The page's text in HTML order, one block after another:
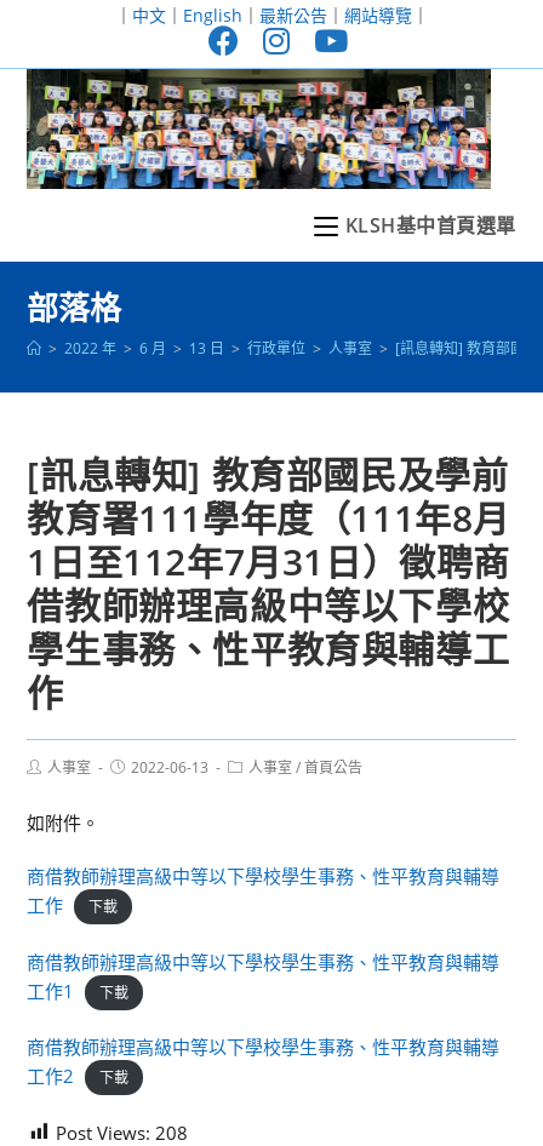
至
｜ 中文｜ English ｜ 最新公告｜ 網站導覽｜
KLSH基中首頁選單
部落格
> 2022 年 > 6 月 > 13 日 > 行政單位 > 人事室 > [訊息轉知] 教育部國
[訊息轉知] 教育部國民及學前
教育署111學年度（111年8月
1日至112年7月31日）徵聘商
借教師辦理高級中等以下學校
學生事務、性平教育與輔導工
作
Post人事室
Post2022-06-13
Post人事室 / 首頁公告
如附件。
商借教師辦理高級中等以下學校學生事務、性平教育與輔導
工作
下載
商借教師辦理高級中等以下學校學生事務、性平教育與輔導
工作1
下載
商借教師辦理高級中等以下學校學生事務、性平教育與輔導
工作2
下載
Post Views: 208